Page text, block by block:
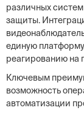
различных
защиты.
единую
реагированию на
Ключевым
возможность
автоматизации